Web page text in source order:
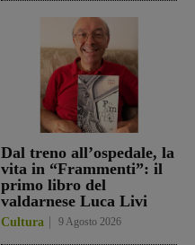
Dal treno all’ospedale, la
vita in “Frammenti”: il
primo libro del
valdarnese Luca Livi
Cultura 9 Agosto 2026